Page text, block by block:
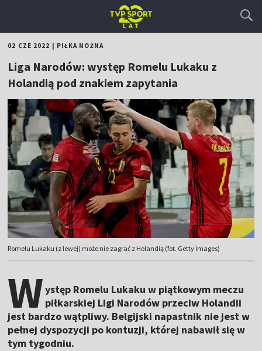
02 CZE 2022 PIŁKA NOŻNA
Liga Narodów: występ Romelu Lukaku z
Holandią pod znakiem zapytania
Romelu Lukaku (z lewej) może nie zagrać z Holandią (fot. Getty Images)
Występ Romelu Lukaku w piątkowym meczu
piłkarskiej Ligi Narodów przeciw Holandii
jest bardzo wątpliwy. Belgijski napastnik nie jest w
pełnej dyspozycji po kontuzji, której nabawił się w
tym tygodniu.